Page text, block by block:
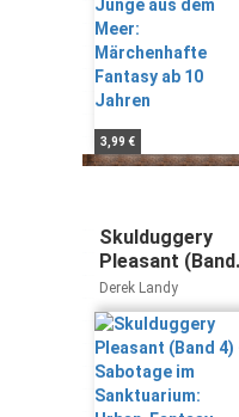
Jahren
3,99 €
Skulduggery
Pleasant (Band
4) - Sabotage im
Sanktuarium:
Urban-Fantasy-
Kultserie mit
schwarzem
Humor
Derek Landy